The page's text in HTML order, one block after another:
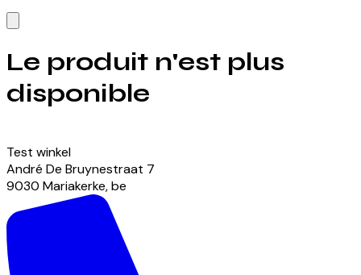
Le produit n'est plus
disponible
Test winkel
André De Bruynestraat 7
9030 Mariakerke,be